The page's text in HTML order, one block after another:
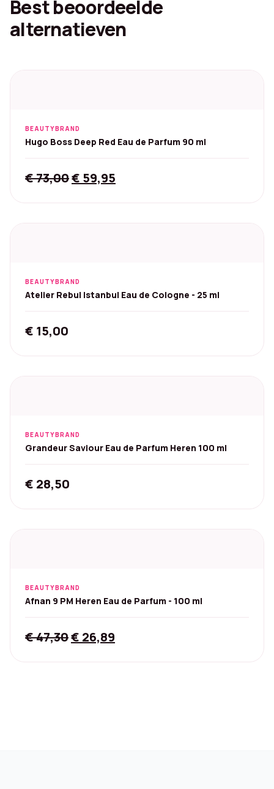
Best beoordeelde
alternatieven
BEAUTYBRAND
Hugo Boss Deep Red Eau de Parfum 90 ml
€73,00Original
€ 59,95
BEAUTYBRAND
Atelier Rebul Istanbul Eau de Cologne - 25 ml
€ 15,00
BEAUTYBRAND
Grandeur Saviour Eau de Parfum Heren 100 ml
€ 28,50
BEAUTYBRAND
Afnan 9 PM Heren Eau de Parfum - 100 ml
€47,30Original
€ 26,89